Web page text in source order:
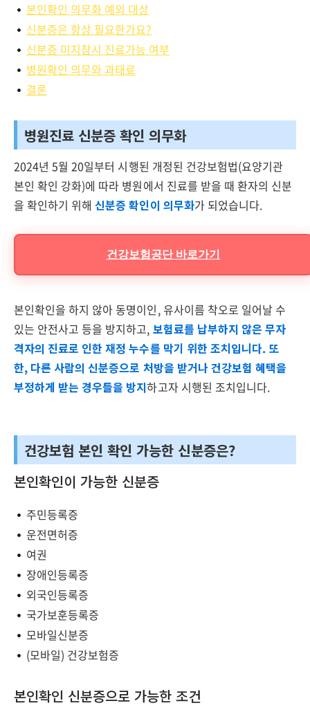
본인확인 의무화 예외 대상
신분증은 항상 필요한가요?
신분증 미지참시 진료가능 여부
병원확인 의무와 과태료
결론
병원진료 신분증 확인 의무화
2024년 5월 20일부터 시행된 개정된 건강보험법(요양기관
본인 확인 강화)에 따라 병원에서 진료를 받을 때 환자의 신분
을 확인하기 위해신분증 확인이 의무화가 되었습니다.
건강보험공단 바로가기
본인확인을 하지 않아 동명이인, 유사이름 착오로 일어날 수
있는 안전사고 등을 방지하고, 보험료를 납부하지 않은 무자
격자의 진료로 인한 재정 누수를 막기 위한 조치입니다. 또
한, 다른 사람의 신분증으로 처방을 받거나 건강보험 혜택을
부정하게 받는 경우들을 방지하고자 시행된 조치입니다.
건강보험 본인 확인 가능한 신분증은?
본인확인이 가능한 신분증
주민등록증
운전면허증
여권
장애인등록증
외국인등록증
국가보훈등록증
모바일신분증
(모바일) 건강보험증
본인확인 신분증으로 가능한 조건